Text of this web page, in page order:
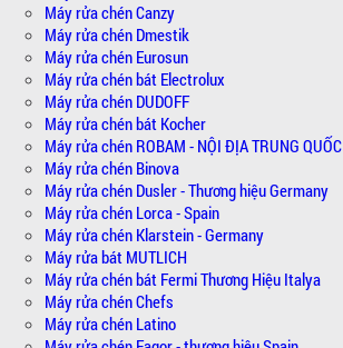
Máy rửa chén Canzy
Máy rửa chén Dmestik
Máy rửa chén Eurosun
Máy rửa chén bát Electrolux
Máy rửa chén DUDOFF
Máy rửa chén bát Kocher
Máy rửa chén ROBAM - NỘI ĐỊA TRUNG QUỐC
Máy rửa chén Binova
Máy rửa chén Dusler - Thương hiệu Germany
Máy rửa chén Lorca - Spain
Máy rửa chén Klarstein - Germany
Máy rửa bát MUTLICH
Máy rửa chén bát Fermi Thương Hiệu Italya
Máy rửa chén Chefs
Máy rửa chén Latino